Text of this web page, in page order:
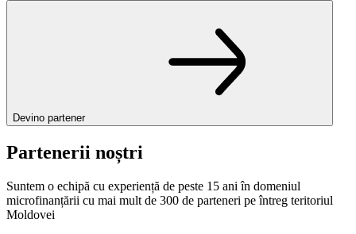
Devino partener
Partenerii noștri
Suntem o echipă cu experiență de peste 15 ani în domeniul
microfinanțării cu mai mult de 300 de parteneri pe întreg teritoriul
Moldovei